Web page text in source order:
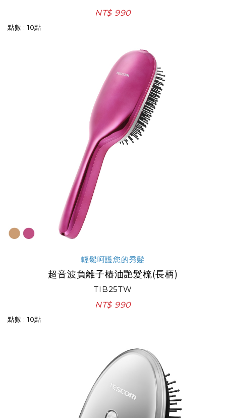
NT$ 990
點數 : 10點
輕鬆呵護您的秀髮
超音波負離子樁油艷髮梳(長柄)
TIB25TW
NT$ 990
點數 : 10點